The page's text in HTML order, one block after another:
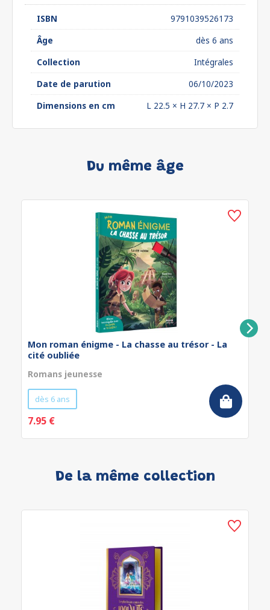
ISBN
9791039526173
Âge
dès 6 ans
Collection
Intégrales
Date de parution
06/10/2023
Dimensions en cm
L 22.5 × H 27.7 × P 2.7
Du même âge
Mon roman énigme - La chasse au trésor - La
cité oubliée
Romans jeunesse
dès 6 ans
7.95 €
De la même collection